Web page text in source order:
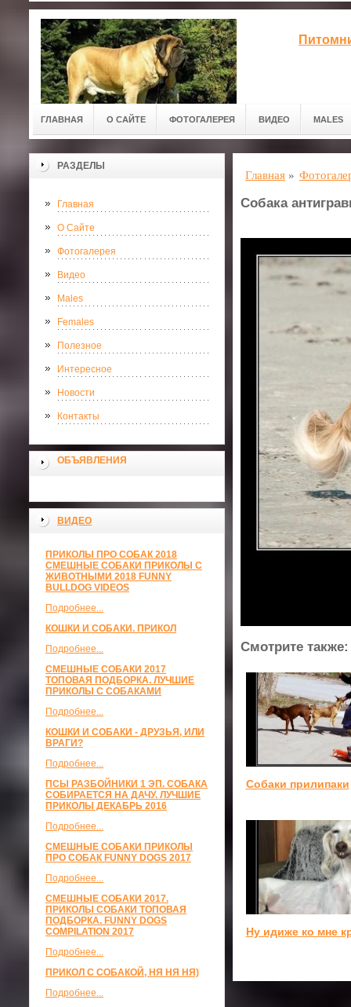
ГЛАВНАЯ О САЙТЕ ФОТОГАЛЕРЕЯ ВИДЕО MALES
РАЗДЕЛЫ
Главная
О Сайте
Фотогалерея
Видео
Males
Females
Полезное
Интересное
Новости
Контакты
ОБЪЯВЛЕНИЯ
ВИДЕО
ПРИКОЛЫ ПРО СОБАК 2018
СМЕШНЫЕ СОБАКИ ПРИКОЛЫ С
ЖИВОТНЫМИ 2018 FUNNY
BULLDOG VIDEOS
Подробнее...
КОШКИ И СОБАКИ. ПРИКОЛ
Подробнее...
СМЕШНЫЕ СОБАКИ 2017
ТОПОВАЯ ПОДБОРКА. ЛУЧШИЕ
ПРИКОЛЫ С СОБАКАМИ
Подробнее...
КОШКИ И СОБАКИ - ДРУЗЬЯ, ИЛИ
ВРАГИ?
Подробнее...
ПСЫ РАЗБОЙНИКИ 1 ЭП. СОБАКА
СОБИРАЕТСЯ НА ДАЧУ. ЛУЧШИЕ
ПРИКОЛЫ ДЕКАБРЬ 2016
Подробнее...
СМЕШНЫЕ СОБАКИ ПРИКОЛЫ
ПРО СОБАК FUNNY DOGS 2017
Подробнее...
СМЕШНЫЕ СОБАКИ 2017.
ПРИКОЛЫ СОБАКИ ТОПОВАЯ
ПОДБОРКА. FUNNY DOGS
COMPILATION 2017
Подробнее...
ПРИКОЛ С СОБАКОЙ, НЯ НЯ НЯ)
Подробнее...
Главная »
Собака
Смотрите также:
Собаки прилипаки
Ну идиже ко мне